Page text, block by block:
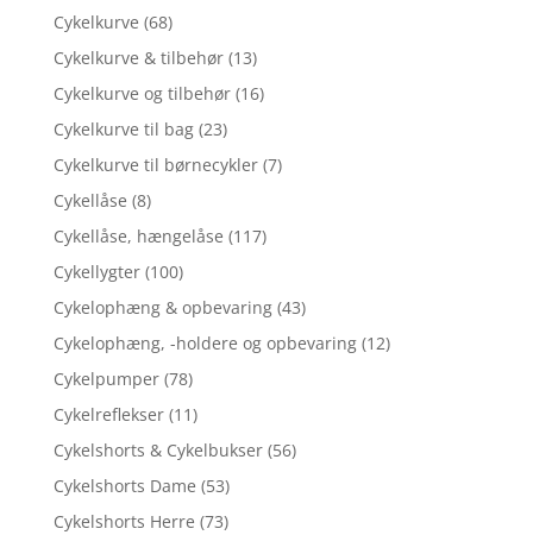
Cykelkurve (68)
Cykelkurve & tilbehør (13)
Cykelkurve og tilbehør (16)
Cykelkurve til bag (23)
Cykelkurve til børnecykler (7)
Cykellåse (8)
Cykellåse, hængelåse (117)
Cykellygter (100)
Cykelophæng & opbevaring (43)
Cykelophæng, -holdere og opbevaring (12)
Cykelpumper (78)
Cykelreflekser (11)
Cykelshorts & Cykelbukser (56)
Cykelshorts Dame (53)
Cykelshorts Herre (73)